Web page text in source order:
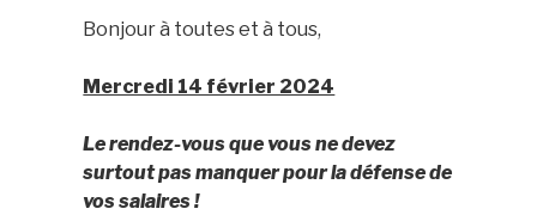
Bonjour à toutes et à tous,
Mercredi 14 février 2024
Le rendez-vous que vous ne devez
surtout pas manquer pour la défense de
vos salaires !